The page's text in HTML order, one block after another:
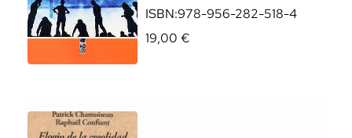
ISBN:978-956-282-518-4
19,00 €